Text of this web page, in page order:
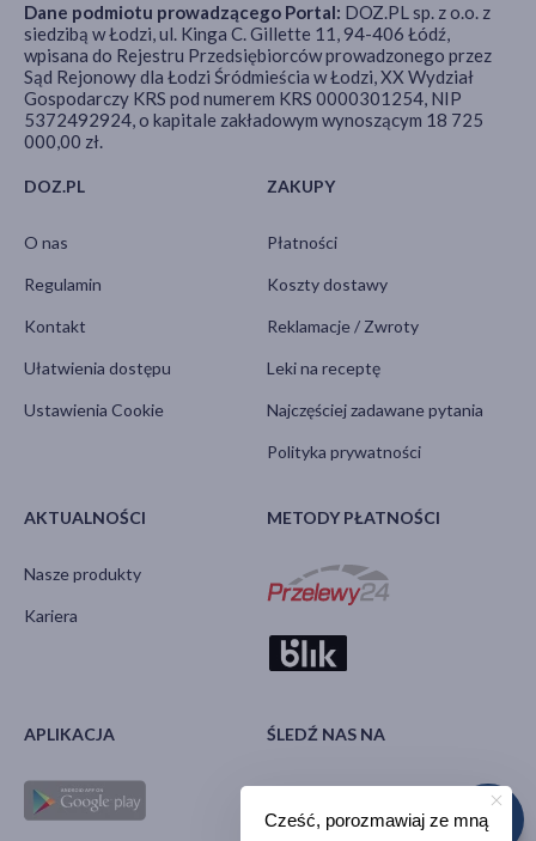
DOZ.PL
O nas
Regulamin
Kontakt
Ułatwienia dostępu
Ustawienia Cookie
ZAKUPY
Płatności
Koszty dostawy
Reklamacje / Zwroty
Leki na receptę
Najczęściej zadawane pytania
Polityka prywatności
AKTUALNOŚCI
Nasze produkty
Kariera
METODY PŁATNOŚCI
APLIKACJA ŚLEDŹ NAS NA
Dane podmiotu prowadzącego Portal: DOZ.PL sp. z o.o. z
siedzibą w Łodzi, ul. Kinga C. Gillette 11, 94-406 Łódź,
wpisana do Rejestru Przedsiębiorców prowadzonego przez
Sąd Rejonowy dla Łodzi Śródmieścia w Łodzi, XX Wydział
Gospodarczy KRS pod numerem KRS 0000301254, NIP
5372492924, o kapitale zakładowym wynoszącym 18 725
000,00 zł.
Cześć, porozmawiaj ze mną